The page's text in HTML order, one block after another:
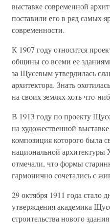
выставке современной
поставили его в ряд самых
современности.
К 1907 году относится
общины со всеми ее
за Щусевым утвердилась
архитектора. Знать
на своих землях хоть что-
В 1913 году по проекту
на художественной
композиция которого была
национальной
отмечали, что формы
гармонично сочетались с
29 октября 1911 года стало
утверждения академика
строительства нового